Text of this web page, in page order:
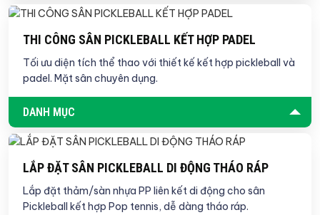
THI CÔNG SÂN PICKLEBALL KẾT HỢP PADEL
Tối ưu diện tích thể thao với thiết kế kết hợp pickleball và
padel. Mặt sân chuyên dụng.
DANH MỤC
LẮP ĐẶT SÂN PICKLEBALL DI ĐỘNG THÁO RÁP
Lắp đặt thảm/sàn nhựa PP liên kết di động cho sân
Pickleball kết hợp Pop tennis, dễ dàng tháo ráp.